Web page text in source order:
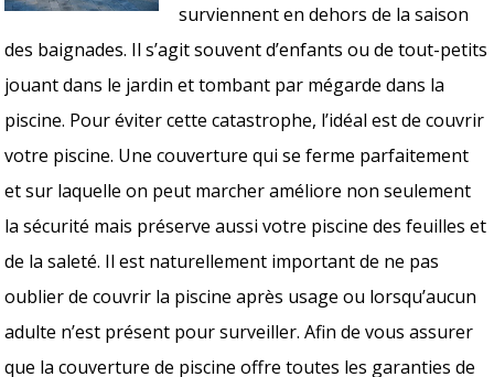
surviennent en dehors de la saison
des baignades. Il s’agit souvent d’enfants ou de tout-petits
jouant dans le jardin et tombant par mégarde dans la
piscine. Pour éviter cette catastrophe, l’idéal est de couvrir
votre piscine. Une couverture qui se ferme parfaitement
et sur laquelle on peut marcher améliore non seulement
la sécurité mais préserve aussi votre piscine des feuilles et
de la saleté. Il est naturellement important de ne pas
oublier de couvrir la piscine après usage ou lorsqu’aucun
adulte n’est présent pour surveiller. Afin de vous assurer
que la couverture de piscine offre toutes les garanties de